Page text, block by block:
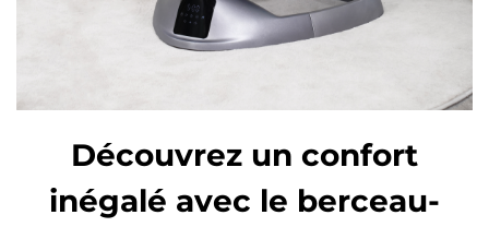
Découvrez un confort
inégalé avec le berceau-